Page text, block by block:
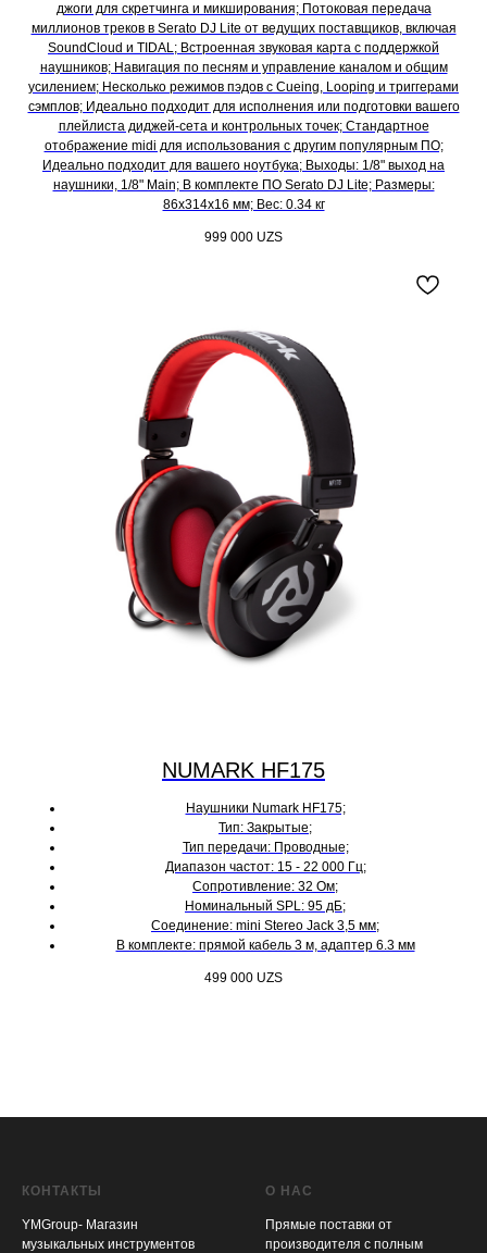
джоги для скретчинга и микширования; Потоковая передача
миллионов треков в Serato DJ Lite от ведущих поставщиков, включая
SoundCloud и TIDAL; Встроенная звуковая карта с поддержкой
наушников; Навигация по песням и управление каналом и общим
усилением; Несколько режимов пэдов с Cueing, Looping и триггерами
сэмплов; Идеально подходит для исполнения или подготовки вашего
плейлиста диджей-сета и контрольных точек; Стандартное
отображение midi для использования с другим популярным ПО;
Идеально подходит для вашего ноутбука; Выходы: 1/8" выход на
наушники, 1/8" Main; В комплекте ПО Serato DJ Lite; Размеры:
86x314x16 мм; Вес: 0.34 кг
999 000 UZS
NUMARK HF175
Наушники Numark HF175;
Тип: Закрытые;
Тип передачи: Проводные;
Диапазон частот: 15 - 22 000 Гц;
Сопротивление: 32 Ом;
Номинальный SPL: 95 дБ;
Соединение: mini Stereo Jack 3,5 мм;
В комплекте: прямой кабель 3 м, адаптер 6.3 мм
499 000 UZS
КОНТАКТЫ
YMGroup- Магазин
музыкальных инструментов
О НАС
Прямые поставки от
производителя с полным